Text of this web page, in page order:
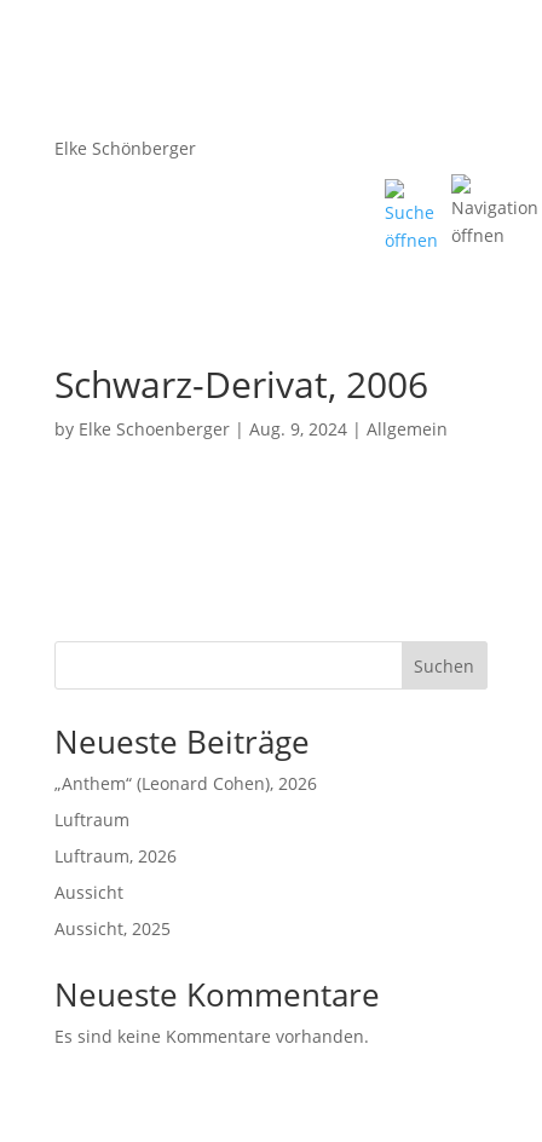
Elke Schönberger
Schwarz-Derivat, 2006
by Elke Schoenberger| Aug. 9, 2024| Allgemein
Suchen
Neueste Beiträge
„Anthem“ (Leonard Cohen), 2026
Luftraum
Luftraum, 2026
Aussicht
Aussicht, 2025
Neueste Kommentare
Es sind keine Kommentare vorhanden.